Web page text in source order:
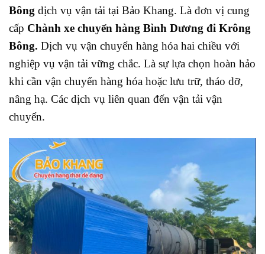
Bông dịch vụ vận tải tại Bảo Khang. Là đơn vị cung
cấp Chành xe chuyển hàng Bình Dương đi Krông
Bông. Dịch vụ vận chuyển hàng hóa hai chiều với
nghiệp vụ vận tải vững chắc. Là sự lựa chọn hoàn hảo
khi cần vận chuyển hàng hóa hoặc lưu trữ, tháo dỡ,
nâng hạ. Các dịch vụ liên quan đến vận tải vận
chuyển.